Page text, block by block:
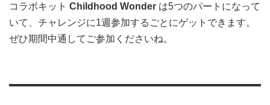
コラボキット Childhood Wonder は5つのパートになって
いて、チャレンジに1週参加するごとにゲットできます。
ぜひ期間中通してご参加くださいね。